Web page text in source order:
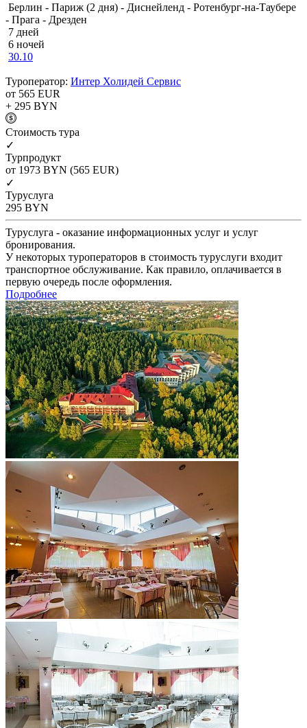
Берлин - Париж (2 дня) - Диснейленд - Ротенбург-на-Таубере
- Прага - Дрезден
7 дней
6 ночей
30.10
Туроператор: Интер Холидей Сервис
от 565 EUR
+ 295 BYN
Cтоимость тура
✓
Турпродукт
от 1973 BYN (565 EUR)
✓
Туруслуга
295 BYN
Туруслуга - оказание информационных услуг и услуг
бронирования.
У некоторых туроператоров в стоимость туруслуги входит
транспортное обслуживание. Как правило, оплачивается в
первую очередь после оформления.
Подробнее